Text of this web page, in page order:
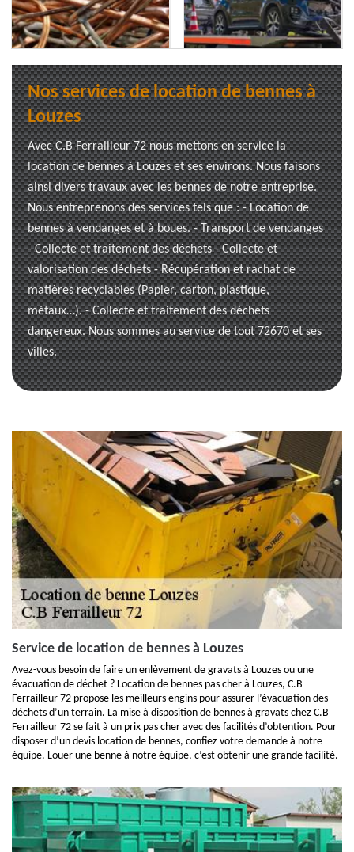
Nos services de location de bennes à
Louzes
Avec C.B Ferrailleur 72 nous mettons en service la
location de bennes à Louzes et ses environs. Nous faisons
ainsi divers travaux avec les bennes de notre entreprise.
Nous entreprenons des services tels que : - Location de
bennes à vendanges et à boues. - Transport de vendanges
- Collecte et traitement des déchets - Collecte et
valorisation des déchets - Récupération et rachat de
matières recyclables (Papier, carton, plastique,
métaux…). - Collecte et traitement des déchets
dangereux. Nous sommes au service de tout 72670 et ses
villes.
Service de location de bennes à Louzes
Avez-vous besoin de faire un enlèvement de gravats à Louzes ou une
évacuation de déchet ? Location de bennes pas cher à Louzes, C.B
Ferrailleur 72 propose les meilleurs engins pour assurer l’évacuation des
déchets d’un terrain. La mise à disposition de bennes à gravats chez C.B
Ferrailleur 72 se fait à un prix pas cher avec des facilités d’obtention. Pour
disposer d’un devis location de bennes, confiez votre demande à notre
équipe. Louer une benne à notre équipe, c’est obtenir une grande facilité.